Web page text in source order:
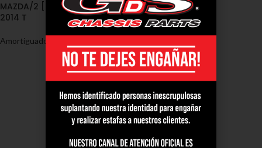
MAZDA/2 [DE – DH] 2008 –
2014 T
Amortiguadores